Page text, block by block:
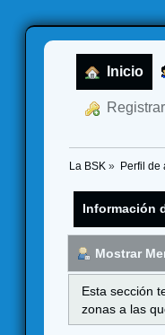
Inicio
La BSK » Perfil de
Información
Mostrar
Esta sección
zonas a las